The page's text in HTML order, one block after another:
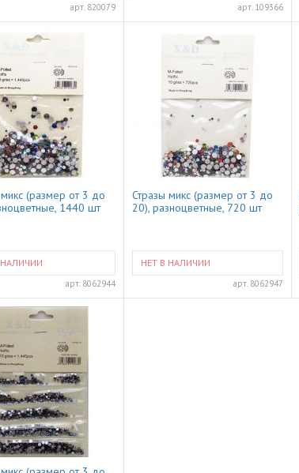
арт. 820079 арт. 109366
(размер от 3 до
1440 шт
арт. 8062944
Стразы микс (размер от 3 до
20), разноцветные, 720 шт
НЕТ В НАЛИЧИИ
арт. 8062947